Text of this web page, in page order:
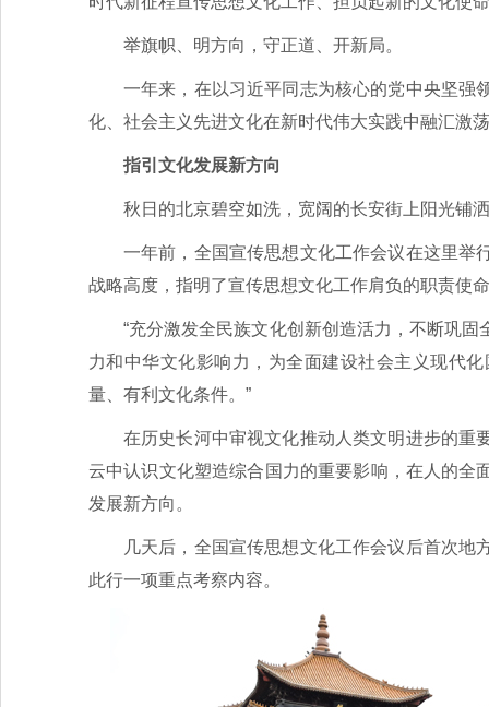
举旗帜、明方向，守正道、开新局。
一年来，在以习近平同志为核心的党中央坚强
化、社会主义先进文化在新时代伟大实践中融汇激
指引文化发展新方向
秋日的北京碧空如洗，宽阔的长安街上阳光铺
一年前，全国宣传思想文化工作会议在这里举
战略高度，指明了宣传思想文化工作肩负的职责使
“充分激发全民族文化创新创造活力，不断巩
力和中华文化影响力，为全面建设社会主义现代
量、有利文化条件。”
在历史长河中审视文化推动人类文明进步的重
云中认识文化塑造综合国力的重要影响，在人的全
发展新方向。
几天后，全国宣传思想文化工作会议后首次
此行一项重点考察内容。